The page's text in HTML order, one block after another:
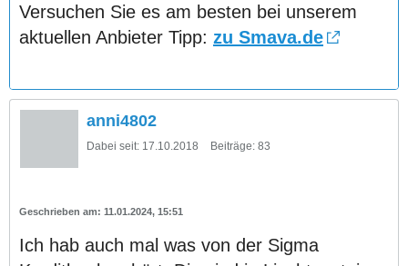
Versuchen Sie es am besten bei unserem
aktuellen Anbieter Tipp: zu Smava.de
anni4802
Dabei seit: 17.10.2018 Beiträge: 83
11.01.2024, 15:51
Ich hab auch mal was von der Sigma